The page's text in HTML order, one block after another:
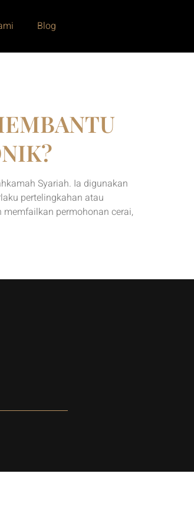
Blog
Syariah. Ia digunakan
pertelingkahan atau
memfailkan permohonan cerai,